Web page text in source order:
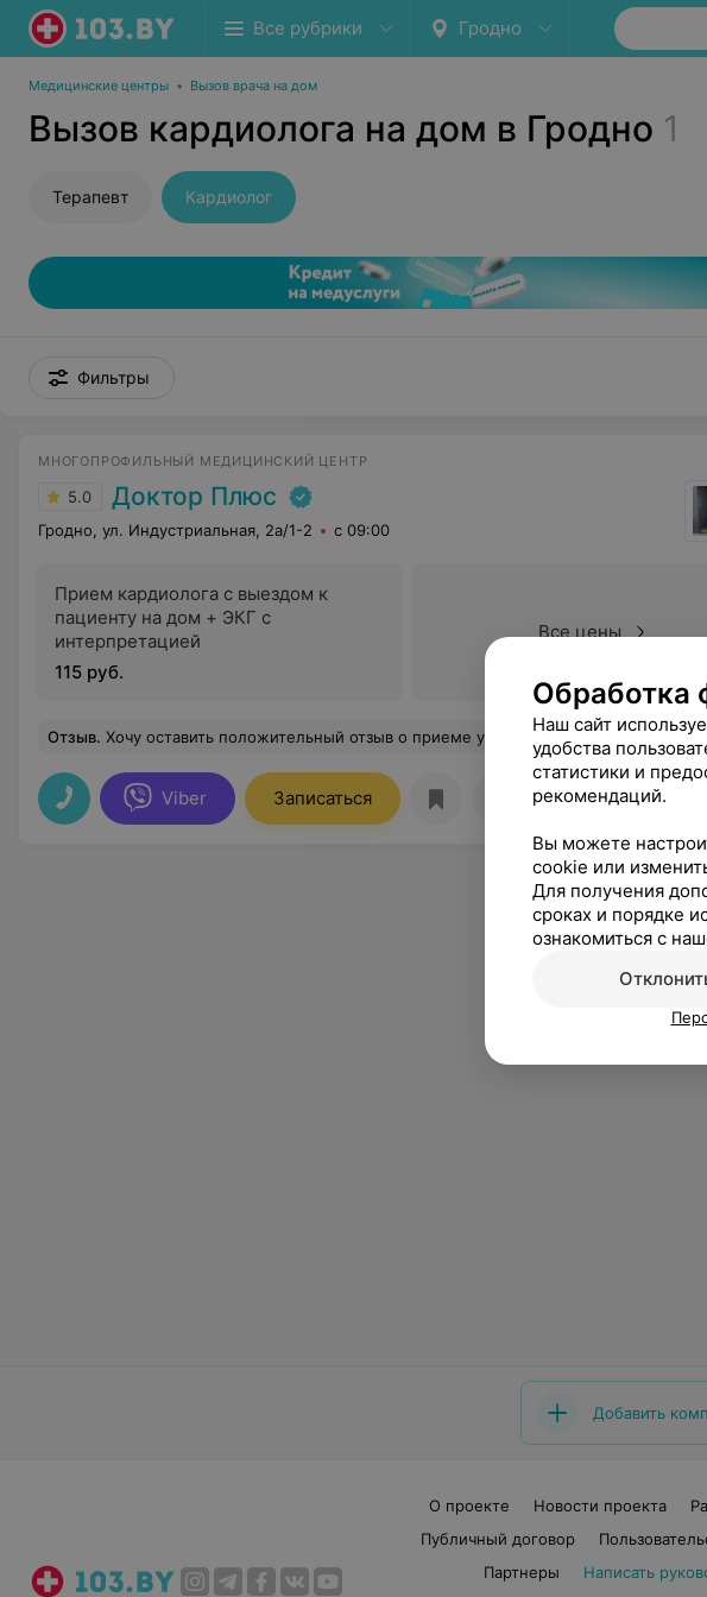
Все рубрики Гродно
Медицинские центры • Вызов врача на дом
Вызов кардиолога на дом в Гродно 1
Терапевт Кардиолог
Фильтры
МНОГОПРОФИЛЬНЫЙ МЕДИЦИНСКИЙ ЦЕНТР
5.0 Доктор Плюс
Гродно, ул. Индустриальная, 2а/1-2 с 09:00
Прием кардиолога с выездом к
пациенту на дом + ЭКГ с
интерпретацией
115 руб.
Все цены
Отзыв. Хочу оставить положительный отзыв о приеме у уролога Филлипович В.А. Очень внимательный и грамотный специалист. Прием начался вовремя, врач подробно расспросил о проблеме, все доступно объяснил. Назначил только необходимые анализы, ничего лишнего. Чувствуется большой опыт и желание помочь. Рекомендую!
Viber Записаться Отзывы53
Добавить
О проекте Новости проекта
Публичный договор
Партнеры
Написать
Обработка
Наш сайт
удобства
статистики и
рекомендаций.
Вы можете
cookie или
Для получения
сроках и порядке
ознакомиться с